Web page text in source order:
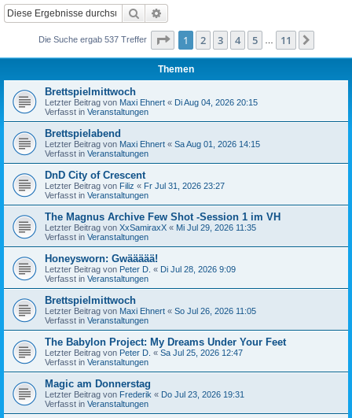
Suche
Die Suche ergab 537 Treffer Seite 1von 11
1 2 3 4 5 11
Themen
Brettspielmittwoch
Letzter Beitrag von Maxi Ehnert « Di Aug 04, 2026 20:15
Verfasst in Veranstaltungen
Brettspielabend
Letzter Beitrag von Maxi Ehnert « Sa Aug 01, 2026 14:15
Verfasst in Veranstaltungen
DnD City of Crescent
Letzter Beitrag von Filiz « Fr Jul 31, 2026 23:27
Verfasst in Veranstaltungen
The Magnus Archive Few Shot -Session 1 im VH
Letzter Beitrag von XxSamiraxX « Mi Jul 29, 2026 11:35
Verfasst in Veranstaltungen
Honeysworn: Gwäääää!
Letzter Beitrag von Peter D. « Di Jul 28, 2026 9:09
Verfasst in Veranstaltungen
Brettspielmittwoch
Letzter Beitrag von Maxi Ehnert « So Jul 26, 2026 11:05
Verfasst in Veranstaltungen
The Babylon Project: My Dreams Under Your Feet
Letzter Beitrag von Peter D. « Sa Jul 25, 2026 12:47
Verfasst in Veranstaltungen
Magic am Donnerstag
Letzter Beitrag von Frederik « Do Jul 23, 2026 19:31
Verfasst in Veranstaltungen